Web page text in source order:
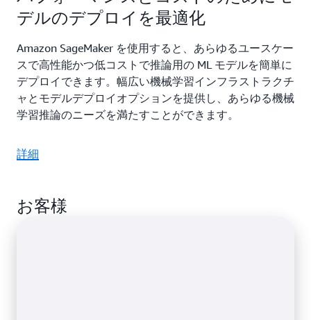
デルのデプロイを最適化
Amazon SageMaker を使用すると、あらゆるユースケー
スで高性能かつ低コストで推論用の ML モデルを簡単に
デプロイできます。幅広い機械学習インフラストラクチ
ャとモデルデプロイオプションを提供し、あらゆる機械
学習推論のニーズを満たすことができます。
詳細
お客様